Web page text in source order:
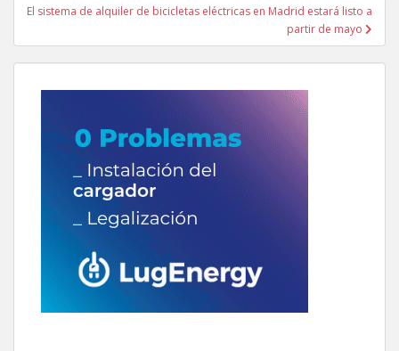
El sistema de alquiler de bicicletas eléctricas en Madrid estará listo a
partir de mayo